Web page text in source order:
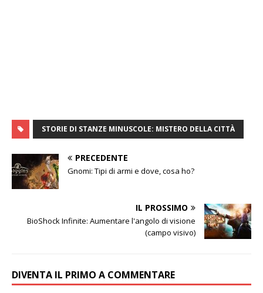
STORIE DI STANZE MINUSCOLE: MISTERO DELLA CITTÀ
PRECEDENTE
Gnomi: Tipi di armi e dove, cosa ho?
IL PROSSIMO
BioShock Infinite: Aumentare l'angolo di visione
(campo visivo)
DIVENTA IL PRIMO A COMMENTARE